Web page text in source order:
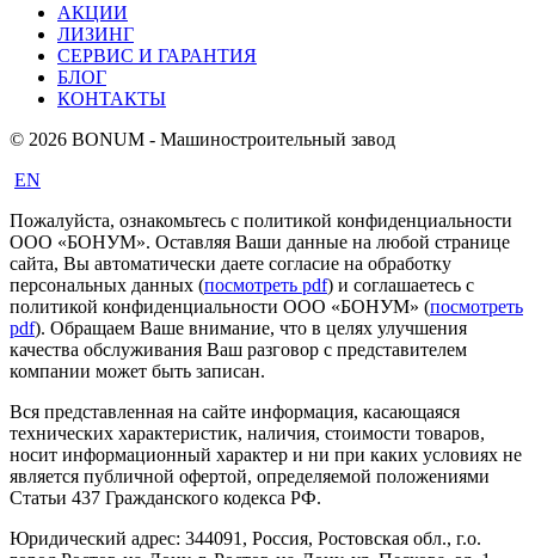
АКЦИИ
ЛИЗИНГ
СЕРВИС И ГАРАНТИЯ
БЛОГ
КОНТАКТЫ
© 2026 BONUM - Машиностроительный завод
EN
Пожалуйста, ознакомьтесь с политикой конфиденциальности
ООО «БОНУМ». Оставляя Ваши данные на любой странице
сайта, Вы автоматически даете согласие на обработку
персональных данных (посмотреть pdf) и соглашаетесь с
политикой конфиденциальности ООО «БОНУМ» (посмотреть
pdf). Обращаем Ваше внимание, что в целях улучшения
качества обслуживания Ваш разговор с представителем
компании может быть записан.
Вся представленная на сайте информация, касающаяся
технических характеристик, наличия, стоимости товаров,
носит информационный характер и ни при каких условиях не
является публичной офертой, определяемой положениями
Статьи 437 Гражданского кодекса РФ.
Юридический адрес: 344091, Россия, Ростовская обл., г.о.